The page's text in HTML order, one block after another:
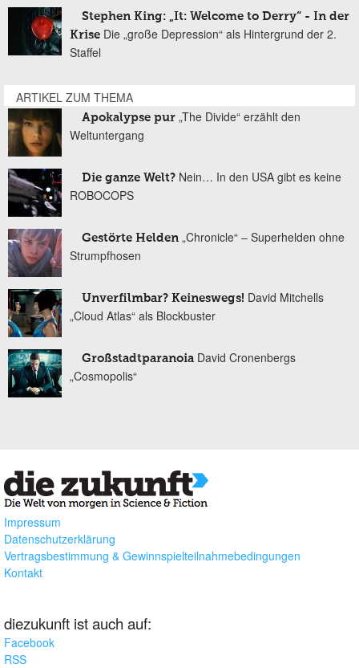
Stephen King: „It: Welcome to Derry“ - In der
Krise Die „große Depression“ als Hintergrund der 2.
Staffel
ARTIKEL ZUM THEMA
Apokalypse pur „The Divide“ erzählt den
Weltuntergang
Die ganze Welt? Nein… In den USA gibt es keine
ROBOCOPS
Gestörte Helden „Chronicle“ – Superhelden ohne
Strumpfhosen
Unverfilmbar? Keineswegs! David Mitchells
„Cloud Atlas“ als Blockbuster
Großstadtparanoia David Cronenbergs
„Cosmopolis“
Impressum
Datenschutzerklärung
Vertragsbestimmung & Gewinnspielteilnahmebedingungen
Kontakt
diezukunft ist auch auf:
Facebook
RSS